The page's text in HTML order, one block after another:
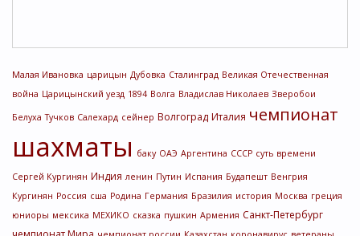
Малая Ивановка царицын Дубовка Сталинград Великая Отечественная
война Царицынский уезд 1894 Волга Владислав Николаев Зверобои
Белуха Тучков Салехард сейнер Волгоград Италия чемпионат
шахматы баку ОАЭ Аргентина СССР суть времени
Сергей Кургинян Индия ленин Путин Испания Будапешт Венгрия
Кургинян Россия сша Родина Германия Бразилия история Москва греция
юниоры мексика МЕХИКО сказка пушкин Армения Санкт-Петербург